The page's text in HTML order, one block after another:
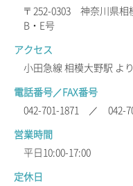
〒252-0303 神奈川県相
B・E号
アクセス
小田急線 相模大野駅 よ
電話番号／FAX番号
042-701-1871 ／ 042-
営業時間
平日10:00-17:00
定休日